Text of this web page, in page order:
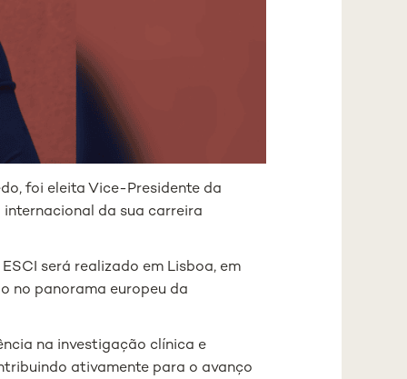
foi eleita Vice-Presidente da
da sua carreira
será realizado em Lisboa, em
no panorama europeu da
na investigação clínica e
ativamente para o avanço